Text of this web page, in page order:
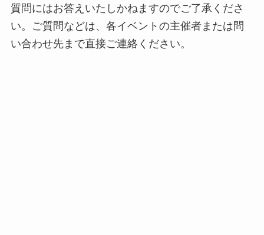
質問にはお答えいたしかねますのでご了承くださ
い。ご質問などは、各イベントの主催者または問
い合わせ先まで直接ご連絡ください。